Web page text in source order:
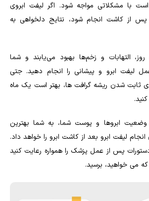
با مشکلاتی مواجه شود. اگر لیفت ابروی
پس از کاشت انجام شود، نتایج دلخواهی به
بعد از حدود 20 روز، التهابات و زخم‌ها بهبود می‌یابند و شما
لیفت ابرو و پیشانی را انجام دهید. جتی
ثابت شدن ریشه گرافت ها، بهتر است یک ماه
ابروها و پوست شما، به شما بهترین
انجام لیفت ابرو بعد از کاشت ابرو را خواهد داد.
پس از عمل پزشک را همواره رعایت کنید
می خواهید، برسید.